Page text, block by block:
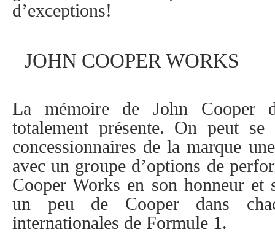
d’exceptions!
JOHN COOPER WORKS
La mémoire de John Cooper
totalement présente. On peut se
concessionnaires de la marque
avec un groupe d’options de
Cooper Works en son honneur et
un peu de Cooper dans
internationales de Formule 1.